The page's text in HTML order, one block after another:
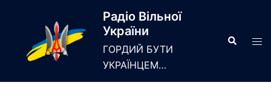
Радіо Вільної
України
ГОРДИЙ БУТИ
УКРАЇНЦЕМ…
Search